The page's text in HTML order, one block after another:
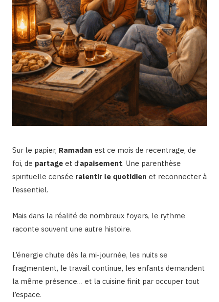
Sur le papier, Ramadan est ce mois de recentrage, de
foi, de partage et d’apaisement. Une parenthèse
spirituelle censée ralentir le quotidien et reconnecter à
l’essentiel.
Mais dans la réalité de nombreux foyers, le rythme
raconte souvent une autre histoire.
L’énergie chute dès la mi-journée, les nuits se
fragmentent, le travail continue, les enfants demandent
la même présence… et la cuisine finit par occuper tout
l’espace.